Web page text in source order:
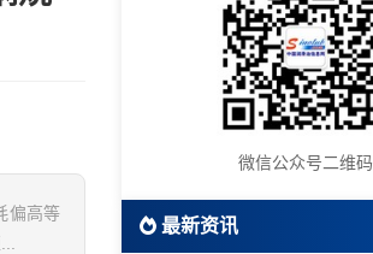
偏高等
微信公众号二维码
最新资讯